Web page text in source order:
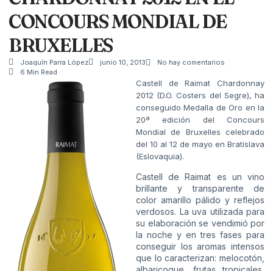
CONCOURS MONDIAL DE
BRUXELLES
Joaquín Parra López junio 10, 2013
No hay comentarios
6 Min Read
Castell de Raimat Chardonnay
2012 (D.O. Costers del Segre), ha
conseguido Medalla de Oro en la
20ª edición del Concours
Mondial de Bruxelles celebrado
del 10 al 12 de mayo en Bratislava
(Eslovaquia).
Castell de Raimat es un vino
brillante y transparente de
color amarillo pálido y reflejos
verdosos. La uva utilizada para
su elaboración se vendimió por
la noche y en tres fases para
conseguir los aromas intensos
que lo caracterizan: melocotón,